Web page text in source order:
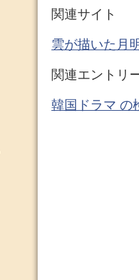
関連サイト
雲が描いた月
関連エントリ
韓国ドラマ の